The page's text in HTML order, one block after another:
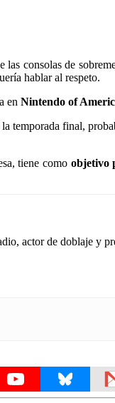
consolas de
hablar al respeto.
en Nintendo of
temporada final,
tiene como objetivo
actor de doblaje y